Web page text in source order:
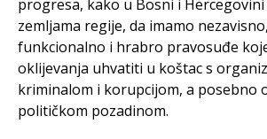
progresa, kako u Bosni i
zemljama regije, da imamo
funkcionalno i hrabro pravosuđe
oklijevanja uhvatiti u koštac s
kriminalom i korupcijom, a posebno
političkom pozadinom.